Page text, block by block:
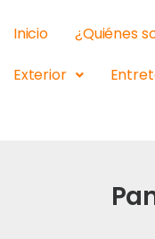
Inicio ¿Quiénes
Exterior